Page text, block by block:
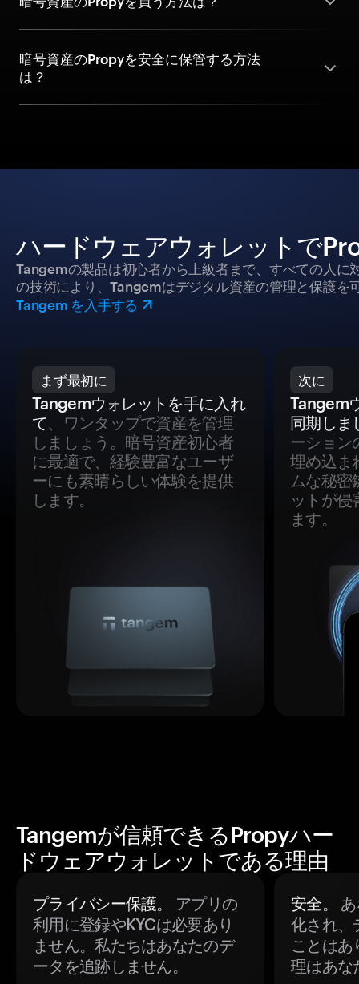
暗号資産のPropyを安全に保管する方法
は？
ハードウェアウォレットで
Tangemの製品は初心者から上級者まで、すべての人に
の技術により、Tangemはデジタル資産の管理と保護を
Tangem を入手する
まず最初に
Tangemウォレットを手に入れ
て、ワンタップで資産を管理
しましょう。暗号資産初心者
に最適で、経験豊富なユーザ
ーにも素晴らしい体験を提供
します。
次に
Tangem
同期しま
ーション
埋め込ま
ムな秘密
ットが侵
ます。
Tangemが信頼できるPropyハー
ドウェアウォレットである理由
プライバシー保護。
アプリの
利用に登録やKYCは必要あり
ません。私たちはあなたのデ
ータを追跡しません。
安全。
化され、
ことはあ
理はあな